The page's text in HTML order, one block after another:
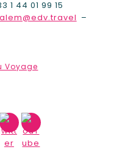
1 44 01 99 15
–